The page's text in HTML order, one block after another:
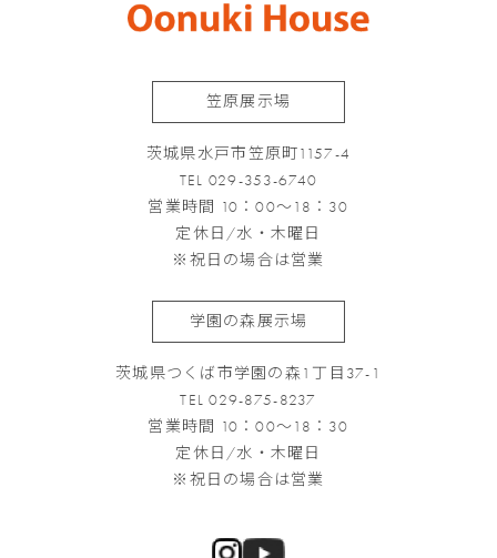
笠原展示場
茨城県水戸市笠原町1157-4
TEL 029-353-6740
営業時間 10：00～18：30
定休日/水・木曜日
※祝日の場合は営業
学園の森展示場
茨城県つくば市学園の森1丁目37-1
TEL 029-875-8237
営業時間 10：00～18：30
定休日/水・木曜日
※祝日の場合は営業